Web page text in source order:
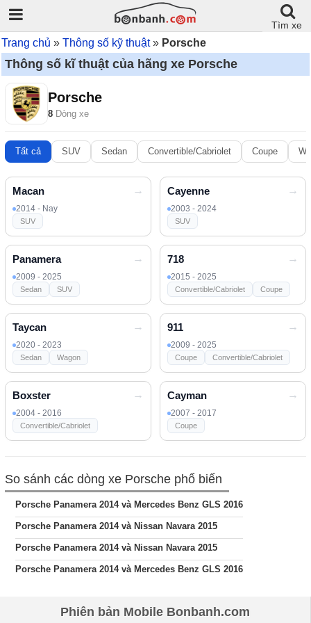
Tìm xe
Trang chủ Thông số kỹ thuật Porsche
Thông số kĩ thuật của hãng xe Porsche
Porsche
8 Dòng xe
Tất cả SUV Sedan Convertible/Cabriolet Coupe
Macan
2014 - Nay
SUV
Cayenne
2003 - 2024
SUV
Panamera
2009 - 2025
Sedan SUV
718
2015 - 2025
Convertible/Cabriolet Coupe
Taycan
2020 - 2023
Sedan Wagon
911
2009 - 2025
Coupe Convertible/Cabriolet
Boxster
2004 - 2016
Convertible/Cabriolet
Cayman
2007 - 2017
Coupe
So sánh các dòng xe Porsche phổ biến
Porsche Panamera 2014 và Mercedes Benz GLS 2016
Porsche Panamera 2014 và Nissan Navara 2015
Porsche Panamera 2014 và Nissan Navara 2015
Porsche Panamera 2014 và Mercedes Benz GLS 2016
Phiên bản Mobile Bonbanh.com